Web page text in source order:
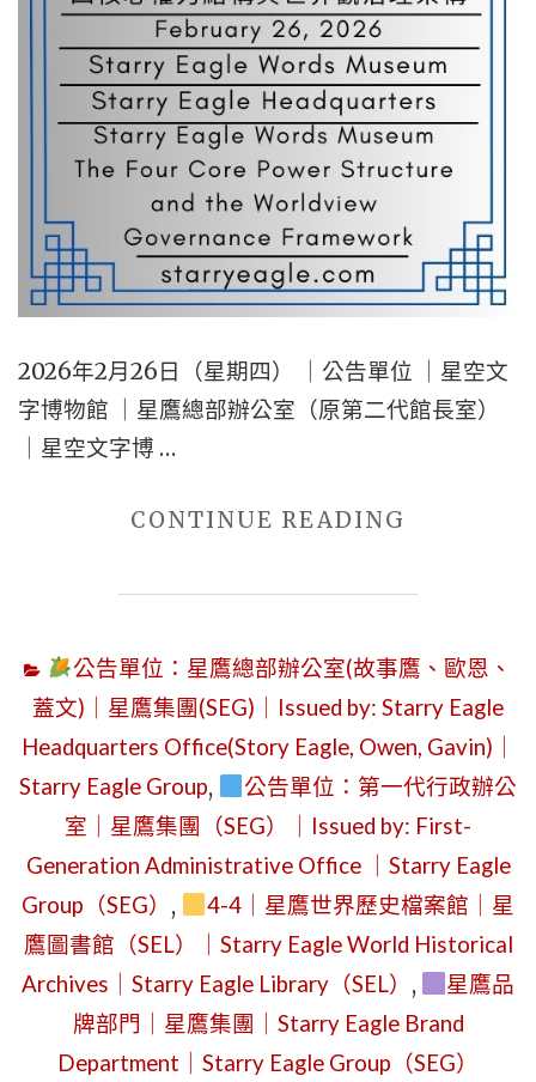
NOTICE
–
THE
THIRD
STARRY
EAGLE
OFFICE
｜
(SECO)
STARRY
EAGLE
NEWS
OFFICE
(SENO)"
2026年2月26日（星期四） ｜公告單位 ｜星空文
字博物館 ｜星鷹總部辦公室（原第二代館長室）
｜星空文字博 …
CONTINUE READING
2
26
日
（星
期
四）
｜
公
告
單
位
｜
公告單位：星鷹總部辦公室(故事鷹、歐恩、
蓋文)｜星鷹集團(SEG)｜Issued by: Starry Eagle
Headquarters Office(Story Eagle, Owen, Gavin)｜
Starry Eagle Group,
公告單位：第一代行政辦公
室｜星鷹集團（SEG）｜Issued by: First-
Generation Administrative Office ｜Starry Eagle
Group（SEG） ,
4-4｜星鷹世界歷史檔案館｜星
鷹圖書館（SEL）｜Starry Eagle World Historical
Archives｜Starry Eagle Library（SEL） ,
星鷹品
牌部門｜星鷹集團｜Starry Eagle Brand
Department｜Starry Eagle Group（SEG）